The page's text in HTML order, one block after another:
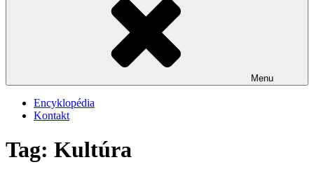
Menu
Encyklopédia
Kontakt
Tag: Kultúra